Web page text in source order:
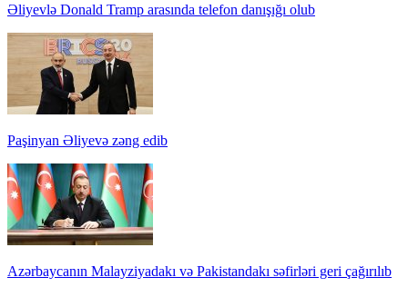
Əliyevlə Donald Tramp arasında telefon danışığı olub
Paşinyan Əliyevə zəng edib
Azərbaycanın Malayziyadakı və Pakistandakı səfirləri geri çağırılıb